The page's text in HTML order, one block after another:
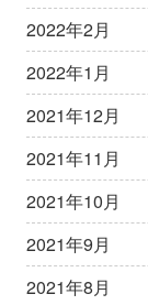
2022年2月
2022年1月
2021年12月
2021年11月
2021年10月
2021年9月
2021年8月